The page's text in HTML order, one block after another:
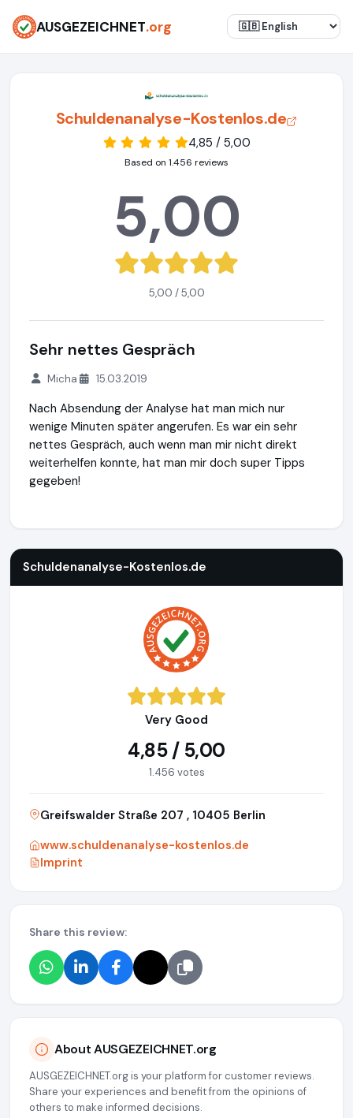
AUSGEZEICHNET.org
Schuldenanalyse-Kostenlos.de
4,85 / 5,00
Based on 1.456 reviews
5,00
5,00 / 5,00
Sehr nettes Gespräch
Micha 15.03.2019
Nach Absendung der Analyse hat man mich nur
wenige Minuten später angerufen. Es war ein sehr
nettes Gespräch, auch wenn man mir nicht direkt
weiterhelfen konnte, hat man mir doch super Tipps
gegeben!
Schuldenanalyse-Kostenlos.de
Very Good
4,85 / 5,00
1.456 votes
Greifswalder Straße 207 , 10405 Berlin
www.schuldenanalyse-kostenlos.de
Imprint
Share this review:
About AUSGEZEICHNET.org
AUSGEZEICHNET.org is your platform for customer reviews.
Share your experiences and benefit from the opinions of
others to make informed decisions.